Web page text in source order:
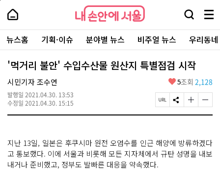
본
로
가
내
손
안
에
서
울
-
서
울
시
대
표
소
털
내
손
에
울
검
창
열
기
메
뉴
전
체
보
주
요
서
뉴스홈 기획·이슈 분야별 뉴스 비주얼 뉴스 우리동
'먹거리 불안' 수입수산물 원산지 특별점검 시작
시민기자 조수연
발행일 2021.04.30. 13:53
수정일 2021.04.30. 15:15
좋
요
5조회 2,128
페
이
L
복
사
S
N
유
하
기
글
자
크
게
변
글
자
작
게
변
지난 13일, 일본은 후쿠시마 원전 오염수를 인근 해양에 방류하겠다
고 통보했다. 이에 서울과 비롯해 모든 지자체에서 규탄 성명을 내보
내거나 준비했고, 정부도 발빠른 대응을 약속했다.
페
상
단
로